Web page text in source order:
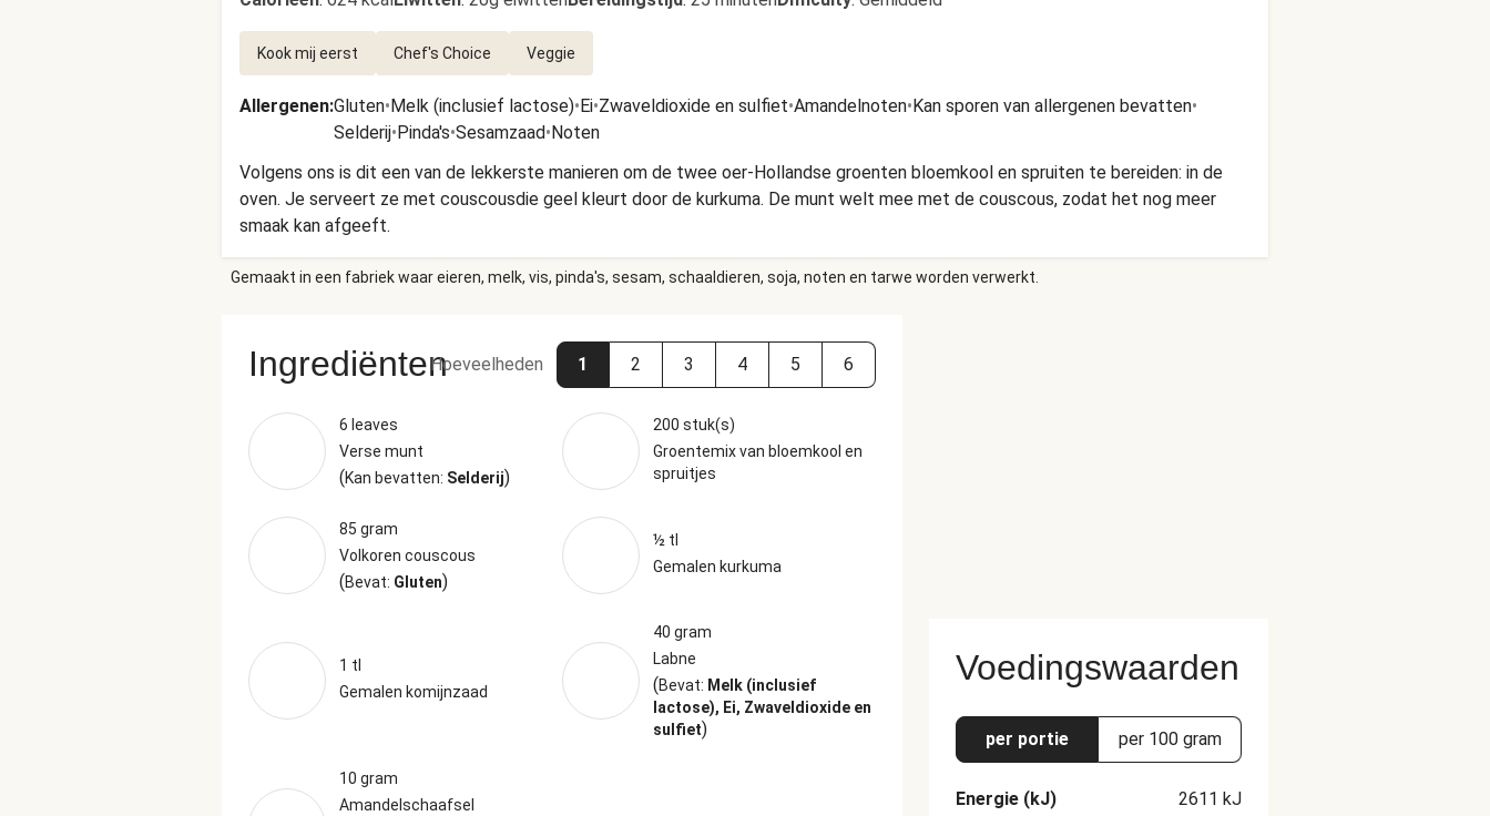
Kook mij eerst Chef's Choice Veggie
Allergenen:Gluten•Melk (inclusief lactose)•Ei•Zwaveldioxide en sulfiet•Amandelnoten•Kan sporen van allergenen bevatten•
Selderij•Pinda's•Sesamzaad•Noten
Volgens ons is dit een van de lekkerste manieren om de twee oer-Hollandse groenten bloemkool en spruiten te bereiden: in de
oven. Je serveert ze met couscousdie geel kleurt door de kurkuma. De munt welt mee met de couscous, zodat het nog meer
smaak kan afgeeft.
Gemaakt in een fabriek waar eieren, melk, vis, pinda's, sesam, schaaldieren, soja, noten en tarwe worden verwerkt.
IngrediëntenHoeveelheden 1 2 3 4 5 6
6 leaves
Verse munt
(Kan bevatten: Selderij)
200 stuk(s)
Groentemix van bloemkool en
spruitjes
85 gram
Volkoren couscous
(Bevat: Gluten)
½ tl
Gemalen kurkuma
1 tl
Gemalen komijnzaad
40 gram
Labne
(Bevat: Melk (inclusief
lactose), Ei, Zwaveldioxide en
sulfiet)
10 gram
Amandelschaafsel
Voedingswaarden
per portie per 100 gram
Energie (kJ) 2611 kJ